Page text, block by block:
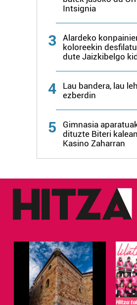
Intsignia
3
Alardeko
koloreekin
dute Jaizkibelgo
4
Lau bandera, lau
ezberdin
5
Gimnasia
dituzte Biteri
Kasino Zaharran